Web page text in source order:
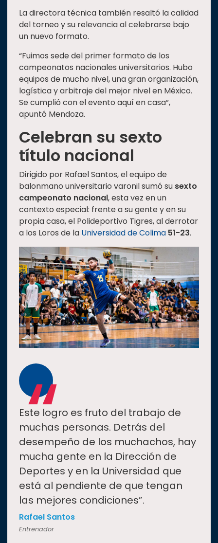
La directora técnica también resaltó la calidad
del torneo y su relevancia al celebrarse bajo
un nuevo formato.
“Fuimos sede del primer formato de los
campeonatos nacionales universitarios. Hubo
equipos de mucho nivel, una gran organización,
logística y arbitraje del mejor nivel en México.
Se cumplió con el evento aquí en casa”,
apuntó Mendoza.
Celebran su sexto
título nacional
Dirigido por Rafael Santos, el equipo de
balonmano universitario varonil sumó su sexto
campeonato nacional, esta vez en un
contexto especial: frente a su gente y en su
propia casa, el Polideportivo Tigres, al derrotar
a los Loros de la Universidad de Colima 51-23.
“
Este logro es fruto del trabajo de
muchas personas. Detrás del
desempeño de los muchachos, hay
mucha gente en la Dirección de
Deportes y en la Universidad que
está al pendiente de que tengan
las mejores condiciones”.
Rafael Santos
Entrenador